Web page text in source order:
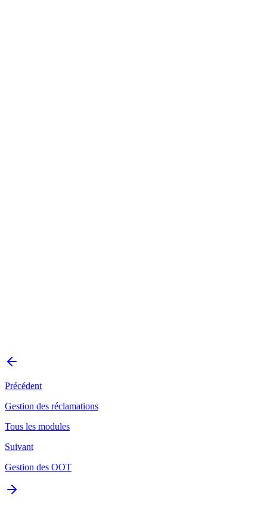
Précédent
Gestion des réclamations
Tous les modules
Suivant
Gestion des OOT